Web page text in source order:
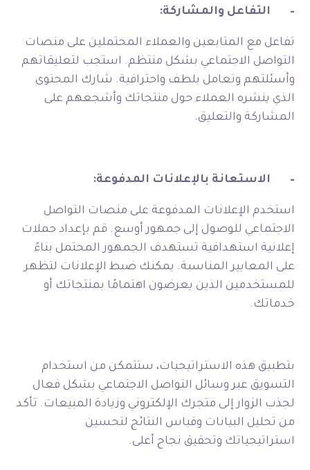
– التفاعل والمشاركة:
تفاعل مع المتابعين والعملاء المحتملين على منصات
التواصل الاجتماعي بشكل منتظم. استجب لتعليقاتهم
وأسئلتهم وتعامل بلطف واحترافية. شارك المحتوى
الذي ينشره العملاء حول منتجاتك وأشجعهم على
المشاركة والتعليق.
– الاستعانة بالإعلانات المدفوعة:
استخدم الإعلانات المدفوعة على منصات التواصل
الاجتماعي للوصول إلى جمهور أوسع. قم بإعداد حملات
إعلانية استهدافية تستهدف الجمهور المحتمل بناءً
على المعايير المناسبة. يمكنك ضبط الإعلانات لتظهر
للمستخدمين الذين يعرضون اهتمامًا بمنتجاتك أو
خدماتك.
بتطبيق هذه الاستراتيجيات، ستتمكن من استخدام
التسويق عبر وسائل التواصل الاجتماعي بشكل فعال
لجذب الزوار إلى متجرك الإلكتروني وزيادة المبيعات. تأكد
من تحليل البيانات وقياس النتائج لتحسين
استراتيجياتك وتحقيق نجاح أعلى.